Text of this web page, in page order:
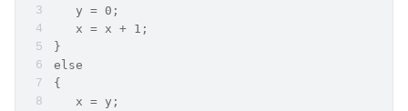
   y = 0;
   x = x + 1;
}
else
{
   x = y;